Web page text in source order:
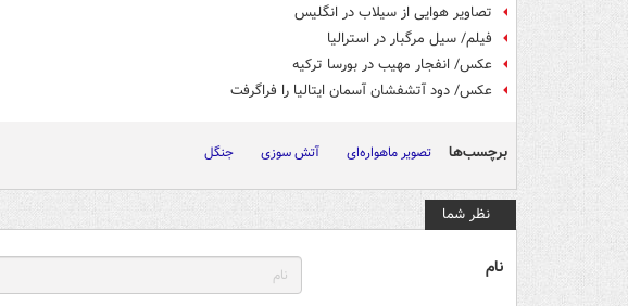
تصاویر هوایی از سیلاب در انگلیس
فیلم/ سیل مرگبار در استرالیا
عکس/ انفجار مهیب در بورسا ترکیه
عکس/ دود آتشفشان آسمان ایتالیا را فراگرفت
برچسب‌ها تصویر ماهواره‌ای آتش سوزی جنگل
نظر شما
نام